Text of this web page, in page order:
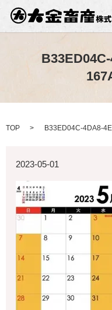
TOP B33ED04C-4DA8-
2023-05-01